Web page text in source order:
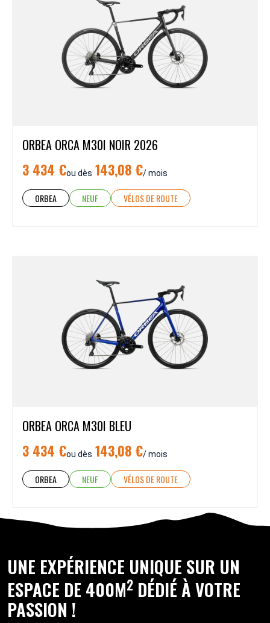
ORBEA ORCA M30I NOIR 2026
3 434 €ou dès 143,08 €/ mois
ORBEA NEUF VÉLOS DE ROUTE
ORBEA ORCA M30I BLEU
3 434 €ou dès 143,08 €/ mois
ORBEA NEUF VÉLOS DE ROUTE
UNE EXPÉRIENCE UNIQUE SUR UN
ESPACE DE 400M2 DÉDIÉ À VOTRE
PASSION !